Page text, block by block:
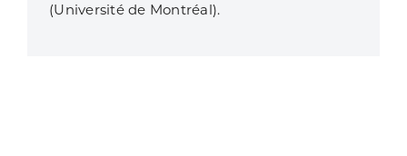
(Université de Montréal).